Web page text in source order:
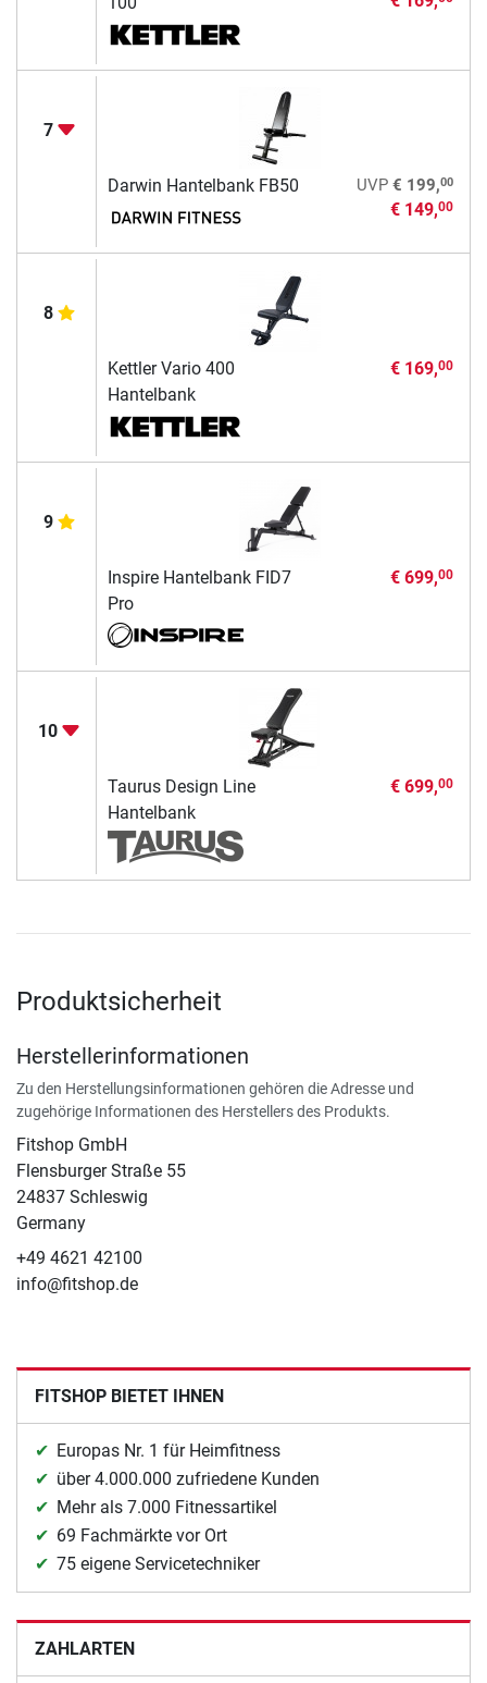
7
Darwin Hantelbank FB50 UVP € 199,00
€ 149,00
8
Kettler Vario 400
Hantelbank
€ 169,00
9
Inspire Hantelbank FID7
Pro
€ 699,00
10
Taurus Design Line
Hantelbank
€ 699,00
Produktsicherheit
Herstellerinformationen
Zu den Herstellungsinformationen gehören die Adresse und
zugehörige Informationen des Herstellers des Produkts.
Fitshop GmbH
Flensburger Straße 55
24837 Schleswig
Germany
+49 4621 42100
info@fitshop.de
FITSHOP BIETET IHNEN
Europas Nr. 1 für Heimfitness
über 4.000.000 zufriedene Kunden
Mehr als 7.000 Fitnessartikel
69 Fachmärkte vor Ort
75 eigene Servicetechniker
ZAHLARTEN